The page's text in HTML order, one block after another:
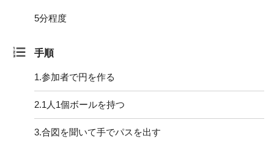
5分程度
手順
1.参加者で円を作る
2.1人1個ボールを持つ
3.合図を聞いて手でパスを出す